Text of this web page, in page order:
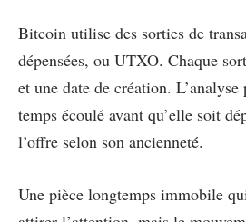
Bitcoin utilise des sorties de
dépensées, ou UTXO. Chaque
et une date de création.
temps écoulé avant qu’elle soit
l’offre selon son ancienneté.
Une pièce longtemps immobile